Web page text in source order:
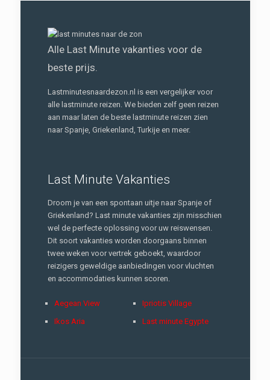
Alle Last Minute vakanties voor de
beste prijs.
Lastminutesnaardezon.nl is een vergelijker voor
alle lastminute reizen. We bieden zelf geen reizen
aan maar laten de beste lastminute reizen zien
naar Spanje, Griekenland, Turkije en meer.
Last Minute Vakanties
Droom je van een spontaan uitje naar Spanje of
Griekenland? Last minute vakanties zijn misschien
wel de perfecte oplossing voor uw reiswensen.
Dit soort vakanties worden doorgaans binnen
twee weken voor vertrek geboekt, waardoor
reizigers geweldige aanbiedingen voor vluchten
en accommodaties kunnen scoren.
Aegean View
Ikos Aria
Ipriotis Village
Last minute Egypte